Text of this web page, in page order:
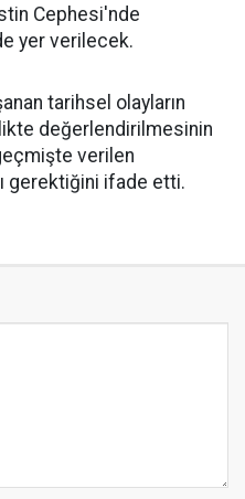
Cephesi'nde
yer verilecek.
tarihsel olayların
değerlendirilmesinin
verilen
gerektiğini ifade etti.